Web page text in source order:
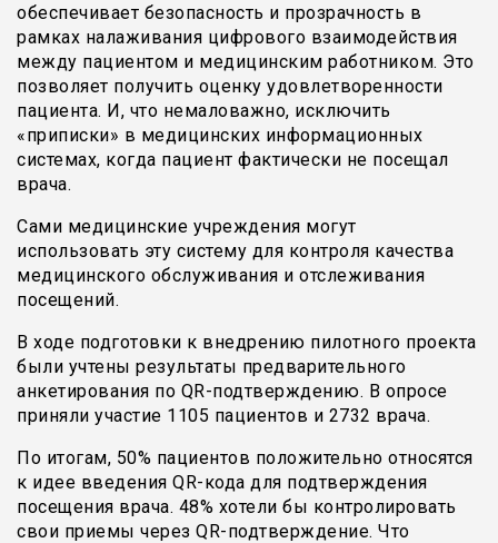
обеспечивает безопасность и прозрачность в
рамках налаживания цифрового взаимодействия
между пациентом и медицинским работником. Это
позволяет получить оценку удовлетворенности
пациента. И, что немаловажно, исключить
«приписки» в медицинских информационных
системах, когда пациент фактически не посещал
врача.
Сами медицинские учреждения могут
использовать эту систему для контроля качества
медицинского обслуживания и отслеживания
посещений.
В ходе подготовки к внедрению пилотного проекта
были учтены результаты предварительного
анкетирования по QR-подтверждению. В опросе
приняли участие 1105 пациентов и 2732 врача.
По итогам, 50% пациентов положительно относятся
к идее введения QR-кода для подтверждения
посещения врача. 48% хотели бы контролировать
свои приемы через QR-подтверждение. Что